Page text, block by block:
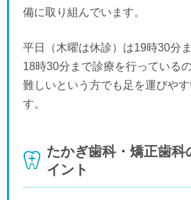
備に取り組んでいます。
平日（木曜は休診）は19時30分
18時30分まで診療を行っている
難しいという方でも足を運びや
す。
たかぎ歯科・矯正歯科
イント